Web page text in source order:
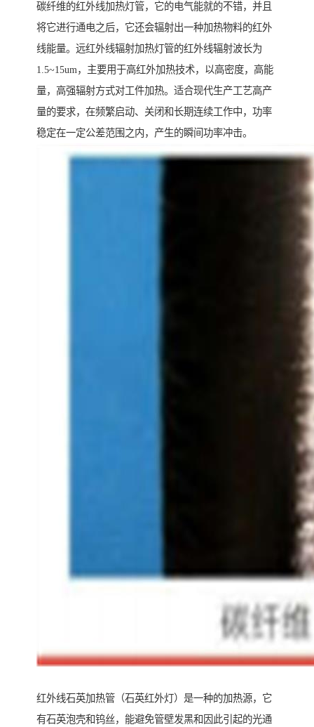
碳纤维的红外线加热灯管，它的电气能就的不错，并且
将它进行通电之后，它还会辐射出一种加热物料的红外
线能量。远红外线辐射加热灯管的红外线辐射波长为
1.5~15um，主要用于高红外加热技术，以高密度，高能
量，高强辐射方式对工件加热。适合现代生产工艺高产
量的要求，在频繁启动、关闭和长期连续工作中，功率
稳定在一定公差范围之内，产生的瞬间功率冲击。
红外线石英加热管（石英红外灯）是一种的加热源，它
有石英泡壳和钨丝，能避免管壁发黑和因此引起的光通